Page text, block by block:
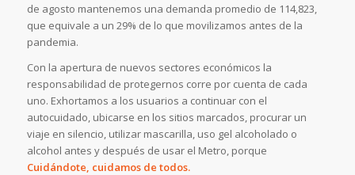
de agosto mantenemos una demanda promedio de 114,823,
que equivale a un 29% de lo que movilizamos antes de la
pandemia.
Con la apertura de nuevos sectores económicos la
responsabilidad de protegernos corre por cuenta de cada
uno. Exhortamos a los usuarios a continuar con el
autocuidado, ubicarse en los sitios marcados, procurar un
viaje en silencio, utilizar mascarilla, uso gel alcoholado o
alcohol antes y después de usar el Metro, porque
Cuidándote, cuidamos de todos.